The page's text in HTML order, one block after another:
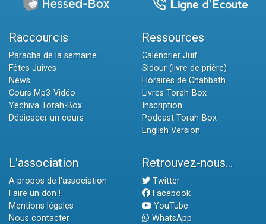
Raccourcis
Paracha de la semaine
Fêtes Juives
News
Cours Mp3-Vidéo
Yéchiva Torah-Box
Dédicacer un cours
Ressources
Calendrier Juif
Sidour (livre de prière)
Horaires de Chabbath
Livres Torah-Box
Inscription
Podcast Torah-Box
English Version
L'association
A propos de l'association
Faire un don !
Mentions légales
Nous contacter
Retrouvez-nous...
Twitter
Facebook
YouTube
WhatsApp